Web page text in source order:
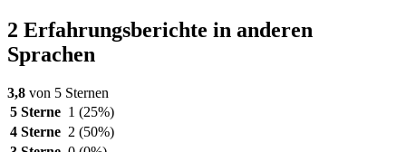
2 Erfahrungsberichte in anderen
Sprachen
3,8 von 5 Sternen
5 Sterne 1 (25%)
4 Sterne 2 (50%)